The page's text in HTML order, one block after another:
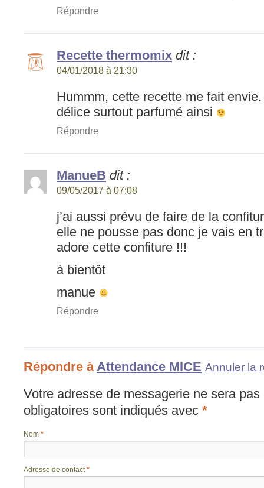
Répondre
Recette thermomix dit :
04/01/2018 à 21:30
Hummm, cette recette me fait
délice surtout parfumé ainsi
Répondre
ManueB dit :
09/05/2017 à 07:08
j’ai aussi prévu de faire de la
elle ne pousse pas donc je vais en
adore cette confiture !!!
à bientôt
manue
Répondre
Répondre à Attendance MICE Annuler la
Votre adresse de messagerie ne sera pas
obligatoires sont indiqués avec *
Nom *
Adresse de contact *